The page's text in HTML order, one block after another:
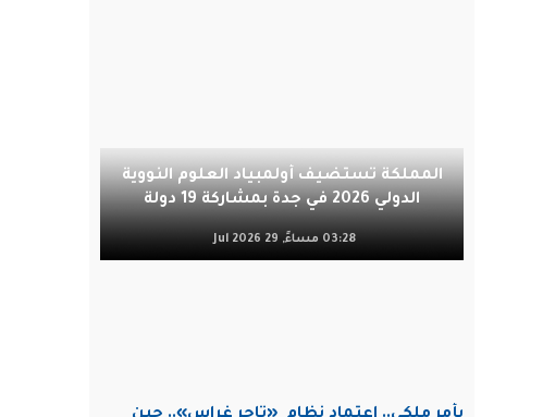
المملكة تستضيف أولمبياد العلوم النووية
الدولي 2026 في جدة بمشاركة 19 دولة
03:28 مساءً, 29 Jul 2026